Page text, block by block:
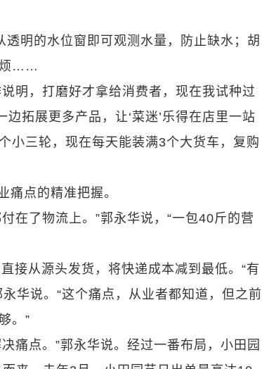
明的水位窗即可观测水量，防止缺水；胡
烦……
明，打磨好才拿给消费者，现在我试种过
拓展更多产品，让‘菜迷’乐得在店里一站
小三轮，现在每天能装满3个大货车，复购
痛点的精准把握。
在了物流上。”郭永华说，“一包40斤的营
接从源头发货，将快递成本减到最低。“有
华说。“这个痛点，从业者都知道，但之前
。”
痛点。”郭永华说。经过一番布局，小田园